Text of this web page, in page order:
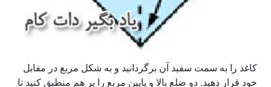
کاغذ را به سمت سفید آن برگردانید و به شکل مربع در مقابل
خود قرار دهید. دو ضلع بالا و پایین مربع را بر هم منطبق کنید تا